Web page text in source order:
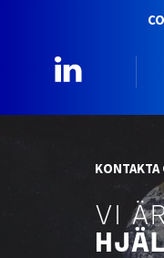
KONTAKTA
VI